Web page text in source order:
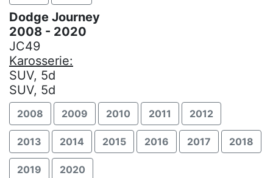
Dodge Journey
2008 - 2020
JC49
Karosserie:
SUV, 5d
SUV, 5d
2008 2009 2010 2011 2012
2013 2014 2015 2016 2017 2018
2019 2020